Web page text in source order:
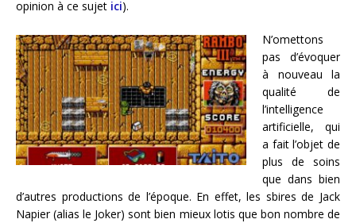
opinion à ce sujet ici).
N’omettons
pas d’évoquer
à nouveau la
qualité de
l’intelligence
artificielle, qui
a fait l’objet de
plus de soins
que dans bien
d’autres productions de l’époque. En effet, les sbires de Jack
Napier (alias le Joker) sont bien mieux lotis que bon nombre de